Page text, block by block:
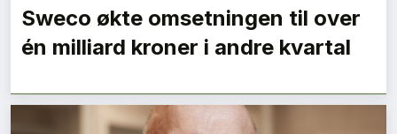
Sweco økte omsetningen til over
én milliard kroner i andre kvartal